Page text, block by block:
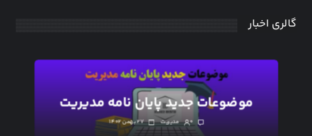
گالری اخبار
موضوعات جدید پایان نامه مدیریت
۲۷ بهمن ۱۴۰۲ مدیریت ۰